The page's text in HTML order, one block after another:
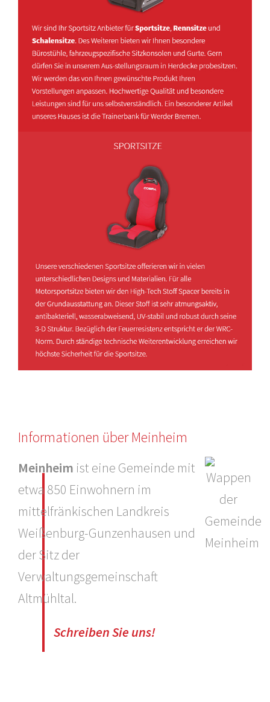
Informationen über Meinheim
Meinheim ist eine Gemeinde mit
etwa 850 Einwohnern im
mittelfränkischen Landkreis
Weißenburg-Gunzenhausen und
der Sitz der
Verwaltungsgemeinschaft
Altmühltal.
Schreiben Sie uns!